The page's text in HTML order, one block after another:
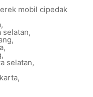
mobil cipedak
,
selatan,
,
,
,
selatan,
,